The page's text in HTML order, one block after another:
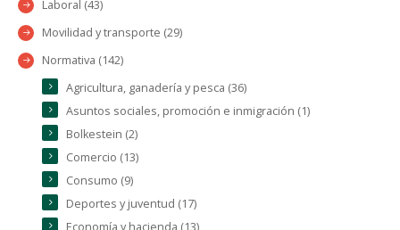
Laboral (43)
Movilidad y transporte (29)
Normativa (142)
Agricultura, ganadería y pesca (36)
Asuntos sociales, promoción e inmigración (1)
Bolkestein (2)
Comercio (13)
Consumo (9)
Deportes y juventud (17)
Economía y hacienda (13)